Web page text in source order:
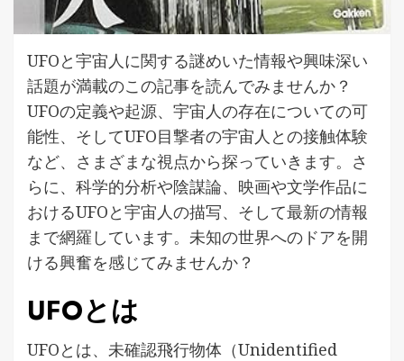
UFOと宇宙人に関する謎めいた情報や興味深い
話題が満載のこの記事を読んでみませんか？
UFOの定義や起源、宇宙人の存在についての可
能性、そしてUFO目撃者の宇宙人との接触体験
など、さまざまな視点から探っていきます。さ
らに、科学的分析や陰謀論、映画や文学作品に
おけるUFOと宇宙人の描写、そして最新の情報
まで網羅しています。未知の世界へのドアを開
ける興奮を感じてみませんか？
UFOとは
UFOとは、未確認飛行物体（Unidentified